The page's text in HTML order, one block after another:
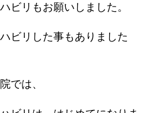
ビリもお願いしました。
ビリした事もありました
では、